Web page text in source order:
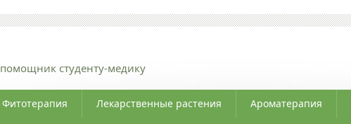
помощник студенту-медику
Фитотерапия Лекарственные растения Ароматерапия